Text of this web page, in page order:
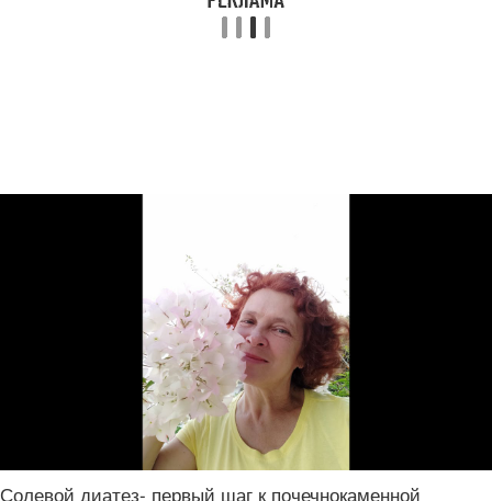
Солевой диатез- первый шаг к почечнокаменной